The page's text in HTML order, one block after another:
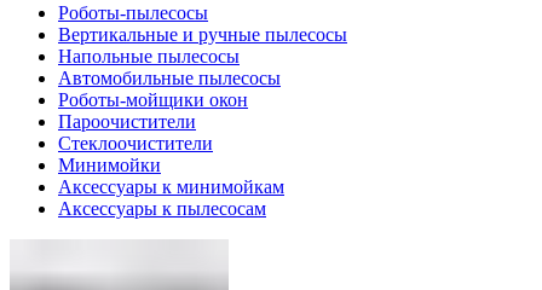
Роботы-пылесосы
Вертикальные и ручные пылесосы
Напольные пылесосы
Автомобильные пылесосы
Роботы-мойщики окон
Пароочистители
Стеклоочистители
Минимойки
Аксессуары к минимойкам
Аксессуары к пылесосам